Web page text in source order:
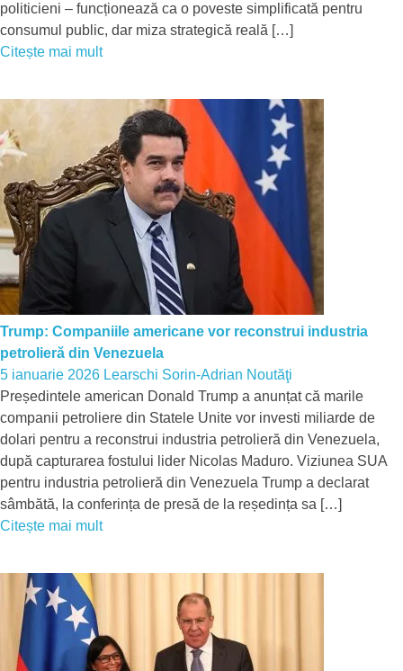
politicieni – funcționează ca o poveste simplificată pentru
consumul public, dar miza strategică reală […]
Citește mai mult
Trump: Companiile americane vor reconstrui industria
petrolieră din Venezuela
5 ianuarie 2026 Learschi Sorin-Adrian Noutăţi
Președintele american Donald Trump a anunțat că marile
companii petroliere din Statele Unite vor investi miliarde de
dolari pentru a reconstrui industria petrolieră din Venezuela,
după capturarea fostului lider Nicolas Maduro. Viziunea SUA
pentru industria petrolieră din Venezuela Trump a declarat
sâmbătă, la conferința de presă de la reședința sa […]
Citește mai mult